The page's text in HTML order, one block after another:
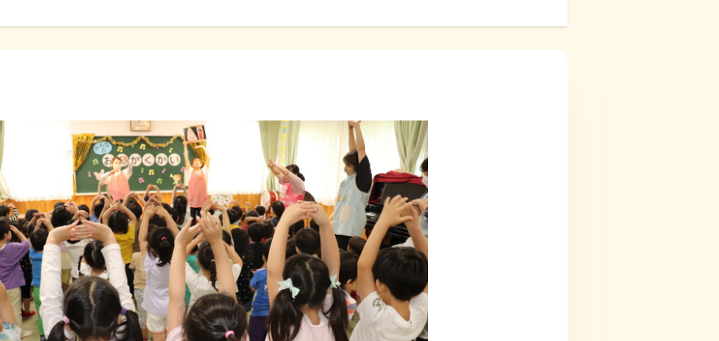
1日のスケジュール
年間行事
施設の紹介
情報公開